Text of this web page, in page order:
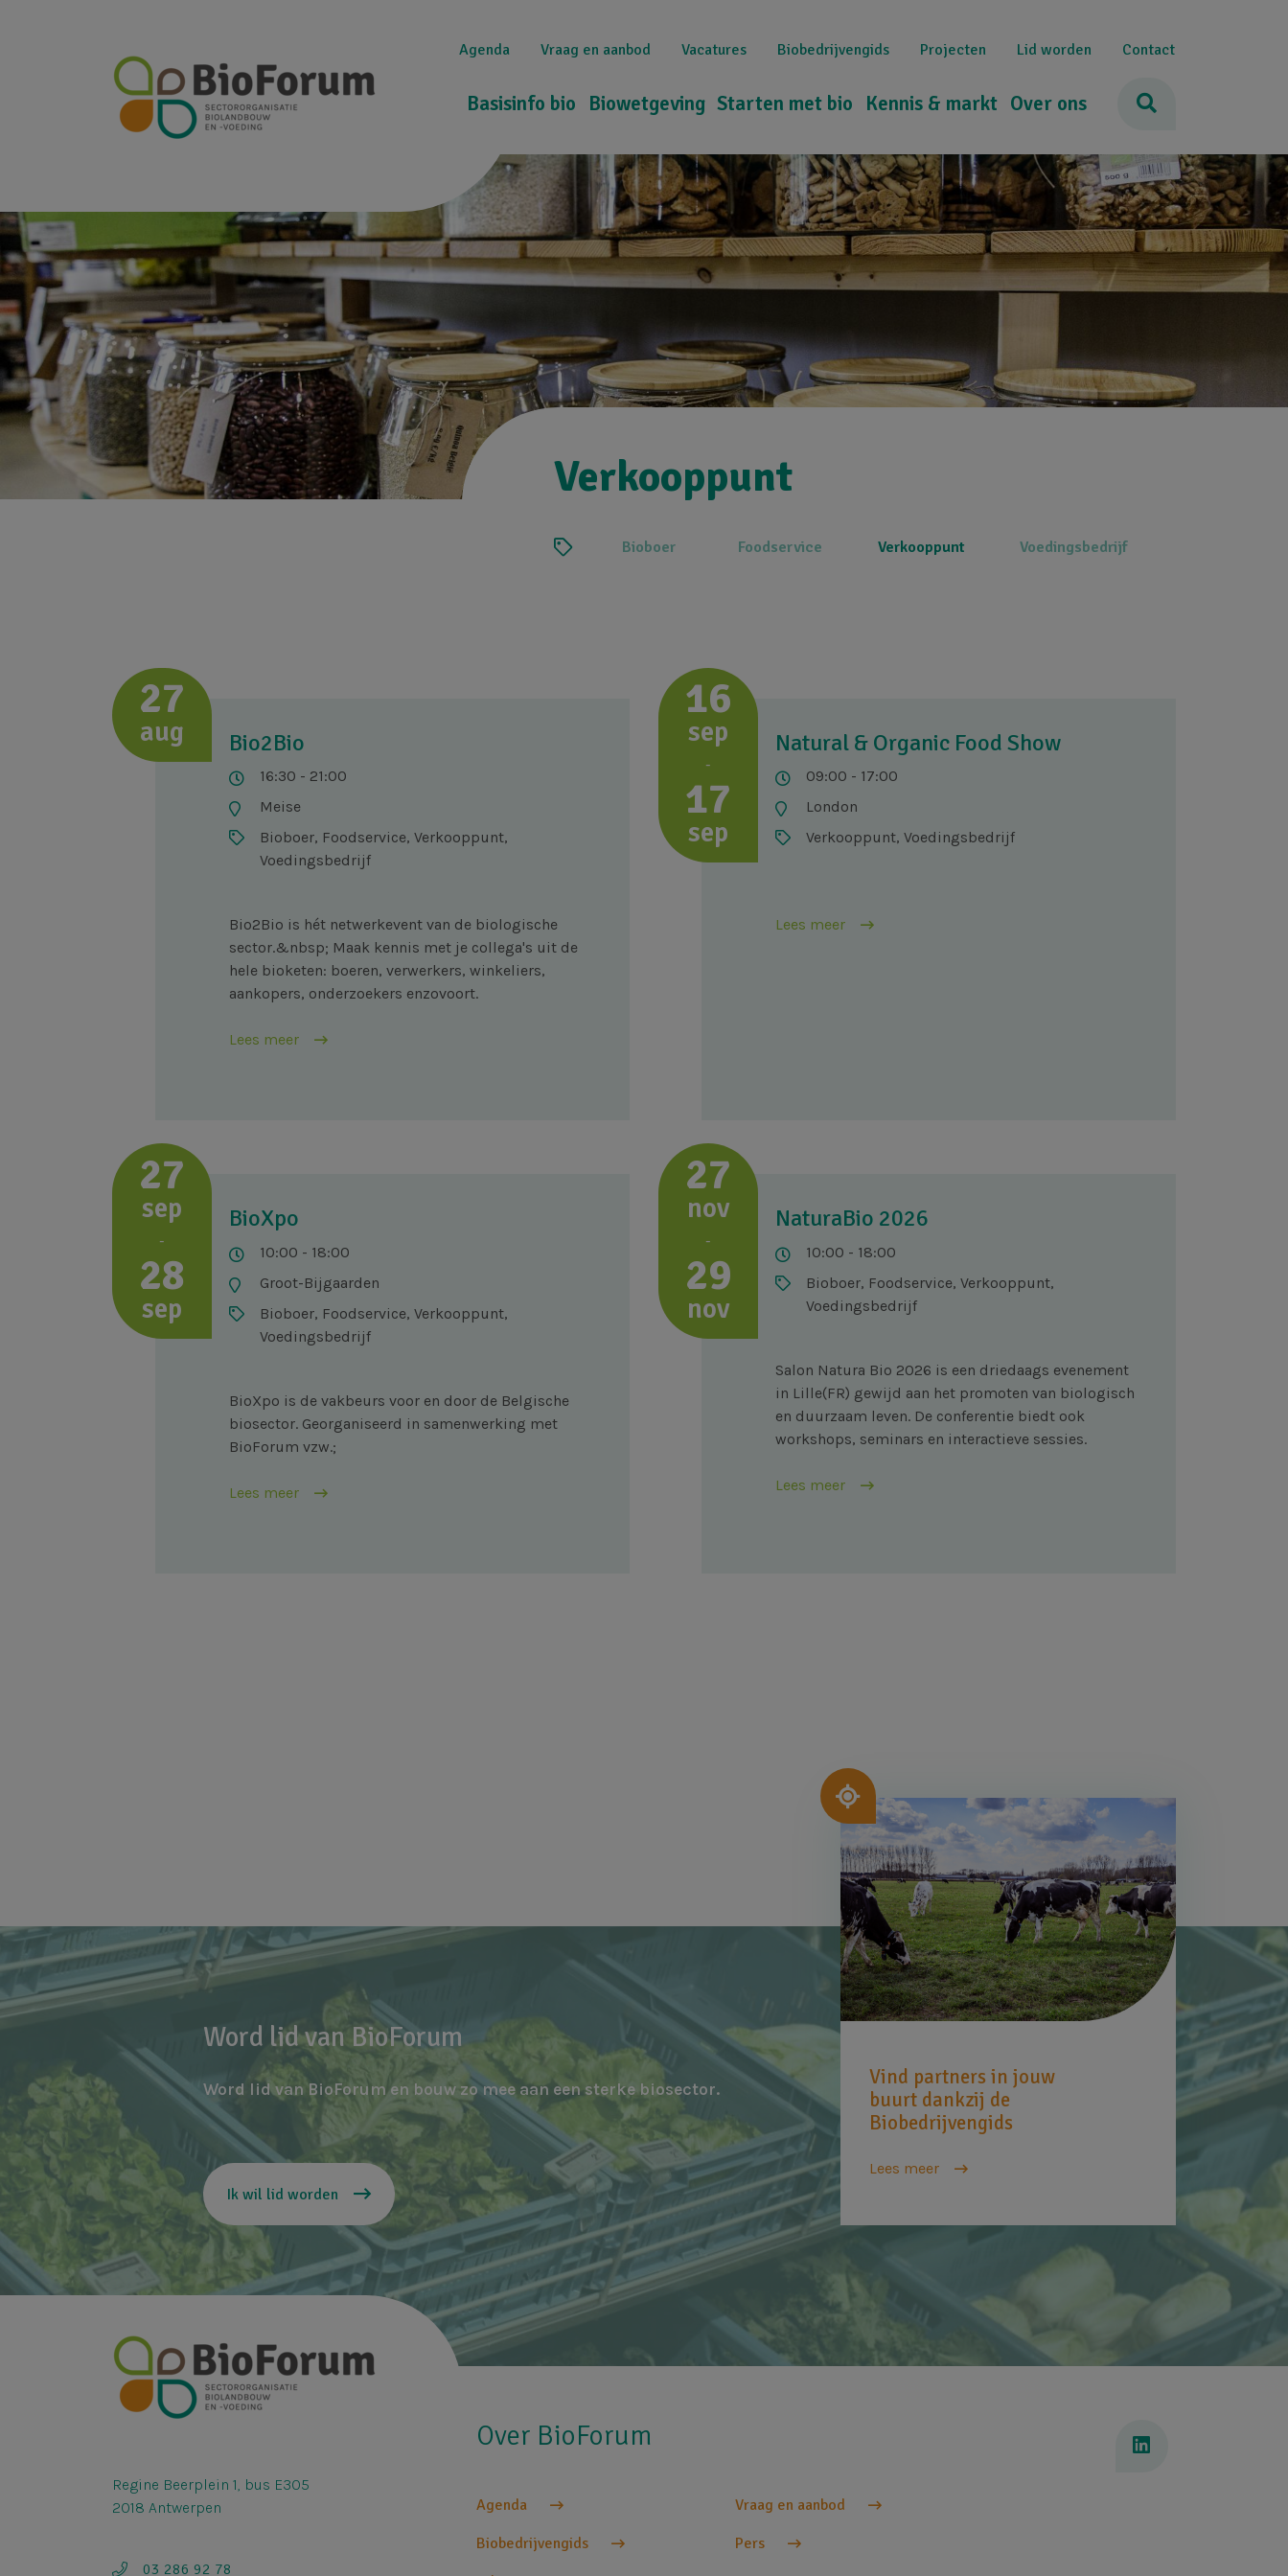
naar
inhoud
Hoofdnavigatie
Basisinfo bio Biowetgeving Starten met bio Kennis & markt Over ons
Top
Agenda Vraag en aanbod Vacatures Biobedrijvengids Projecten Lid worden Contact
Verkooppunt
Bioboer Foodservice Verkooppunt Voedingsbedrijf
27
aug Bio2Bio
16:30 - 21:00
Meise
Bioboer, Foodservice, Verkooppunt,
Voedingsbedrijf
Bio2Bio is hét netwerkevent van de biologische
sector.&nbsp; Maak kennis met je collega's uit de
hele bioketen: boeren, verwerkers, winkeliers,
aankopers, onderzoekers enzovoort.
Lees meer
16
sep
-
17
sep
Natural & Organic Food Show
09:00 - 17:00
London
Verkooppunt, Voedingsbedrijf
Lees meer
27
sep
-
28
sep
BioXpo
10:00 - 18:00
Groot-Bijgaarden
Bioboer, Foodservice, Verkooppunt,
Voedingsbedrijf
BioXpo is de vakbeurs voor en door de Belgische
biosector. Georganiseerd in samenwerking met
BioForum vzw.;
Lees meer
27
nov
-
29
nov
NaturaBio 2026
10:00 - 18:00
Bioboer, Foodservice, Verkooppunt,
Voedingsbedrijf
Salon Natura Bio 2026 is een driedaags evenement
in Lille(FR) gewijd aan het promoten van biologisch
en duurzaam leven. De conferentie biedt ook
workshops, seminars en interactieve sessies.
Lees meer
Afbeelding
Vind partners in jouw
buurt dankzij de
Biobedrijvengids
Lees meer
Word lid van BioForum
Word lid van BioForum en bouw zo mee aan een sterke biosector.
Ik wil lid worden
Regine Beerplein 1, bus E305
2018 Antwerpen
03 286 92 78
Over BioForum
Agenda
Vraag en aanbod
Biobedrijvengids
Pers